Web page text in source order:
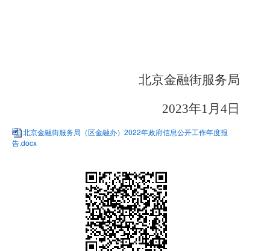
北京金融街服务局
2023年1月 4日
北京金融街服务局（区金融办）2022年政府信息公开工作年度报
告.docx